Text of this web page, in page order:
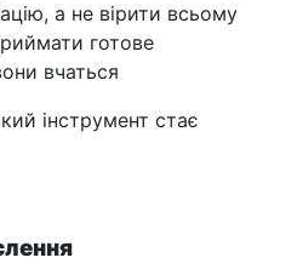
а не вірити всьому
готове
вчаться
інструмент стає